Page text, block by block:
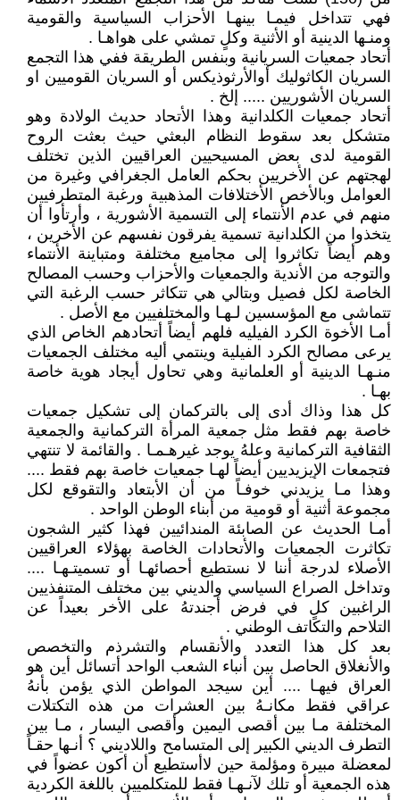
فهي تتداخل فيمـا بينهـا الأحزاب السياسية والقومية
ومنـها الدينية أو الأثنية وكلٍ تمشي على هواهـا .
أتحاد جمعيات السريانية وبنفس الطريقة ففي هذا التجمع
السريان الكاثوليك أوالأرثوذيكس أو السريان القوميين او
السريان الأشوريين ..... إلخ .
أتحاد جمعيات الكلدانية وهذا الأتحاد حديث الولادة وهو
متشكل بعد سقوط النظام البعثي حيث بعثت الروح
القومية لدى بعض المسيحيين العراقيين الذين تختلف
لهجتهم عن الأخريين بحكم العامل الجغرافي وغيرة من
العوامل وبالأخص الأختلافات المذهبية ورغبة المتطرفيين
منهم في عدم الأنتماء إلى التسمية الأشورية ، وأرتأوا أن
يتخذوا من الكلدانية تسمية يفرقون نفسهم عن الأخرين ،
وهم أيضاً تكاثروا إلى مجاميع مختلفة ومتباينة الأنتماء
والتوجه من الأندية والجمعيات والأحزاب وحسب المصالح
الخاصة لكل فصيل وبتالي هي تتكاثر حسب الرغبة التي
تتماشى مع المؤسسين لـهـا والمختلفيين مع الأصل .
أمـا الأخوة الكرد الفيليه فلهم أيضاً أتحادهم الخاص الذي
يرعى مصالح الكرد الفيلية وينتمي أليه مختلف الجمعيات
منـهـا الدينية أو العلمانية وهي تحاول أيجاد هوية خاصة
بهـا .
كل هذا وذاك أدى إلى بالتركمان إلى تشكيل جمعيات
خاصة بهم فقط مثل جمعية المرأة التركمانية والجمعية
الثقافية التركمانية وعلهُ يوجد غيرهـمـا . والقائمة لا تنتهي
فتجمعات الإيزيديين أيضاً لهـا جمعيات خاصة بهم فقط ....
وهذا مـا يزيدني خوفـاً من أن الأبتعاد والتقوقع لكل
مجموعة أثنية أو قومية من أبناء الوطن الواحد .
أمـا الحديث عن الصابئة المندائيين فهذا كثير الشجون
تكاثرت الجمعيات والأتحادات الخاصة بهؤلاء العراقيين
الأصلاء لدرجة أننا لا نستطيع أحصائهـا أو تسميتـهـا ....
وتداخل الصراع السياسي والديني بين مختلف المتنفذيين
الراغبين كلٍ في فرض أجندتهُ على الأخر بعيداً عن
التلاحم والتكاتف الوطني .
بعد كل هذا التعدد والأنقسام والتشرذم والتخصص
والأنغلاق الحاصل بين أنباء الشعب الواحد أتسائل أين هو
العراق فيهـا .... أين سيجد المواطن الذي يؤمن بأنهُ
عراقي فقط مكانـهُ بين العشرات من هذه التكتلات
المختلفة مـا بين أقصى اليمين وأقصى اليسار ، مـا بين
التطرف الديني الكبير إلى المتسامح واللاديني ؟ أنـها حقـاً
لمعضلة مبيرة ومؤلمة حين لاأستطيع أن أكون عضواً في
هذه الجمعية أو تلك لآنـهـا فقط للمتكلميين باللغة الكردية